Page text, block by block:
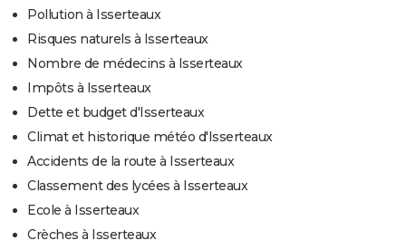
Pollution à Isserteaux
Risques naturels à Isserteaux
Nombre de médecins à Isserteaux
Impôts à Isserteaux
Dette et budget d'Isserteaux
Climat et historique météo d'Isserteaux
Accidents de la route à Isserteaux
Classement des lycées à Isserteaux
Ecole à Isserteaux
Crèches à Isserteaux